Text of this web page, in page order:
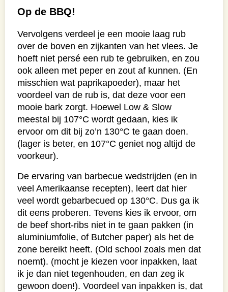
Op de BBQ!
Vervolgens verdeel je een mooie laag rub
over de boven en zijkanten van het vlees. Je
hoeft niet persé een rub te gebruiken, en zou
ook alleen met peper en zout af kunnen. (En
misschien wat paprikapoeder), maar het
voordeel van de rub is, dat deze voor een
mooie bark zorgt. Hoewel Low & Slow
meestal bij 107°C wordt gedaan, kies ik
ervoor om dit bij zo’n 130°C te gaan doen.
(lager is beter, en 107°C geniet nog altijd de
voorkeur).
De ervaring van barbecue wedstrijden (en in
veel Amerikaanse recepten), leert dat hier
veel wordt gebarbecued op 130°C. Dus ga ik
dit eens proberen. Tevens kies ik ervoor, om
de beef short-ribs niet in te gaan pakken (in
aluminiumfolie, of Butcher paper) als het de
zone bereikt heeft. (Old school zoals men dat
noemt). (mocht je kiezen voor inpakken, laat
ik je dan niet tegenhouden, en dan zeg ik
gewoon doen!). Voordeel van inpakken is, dat